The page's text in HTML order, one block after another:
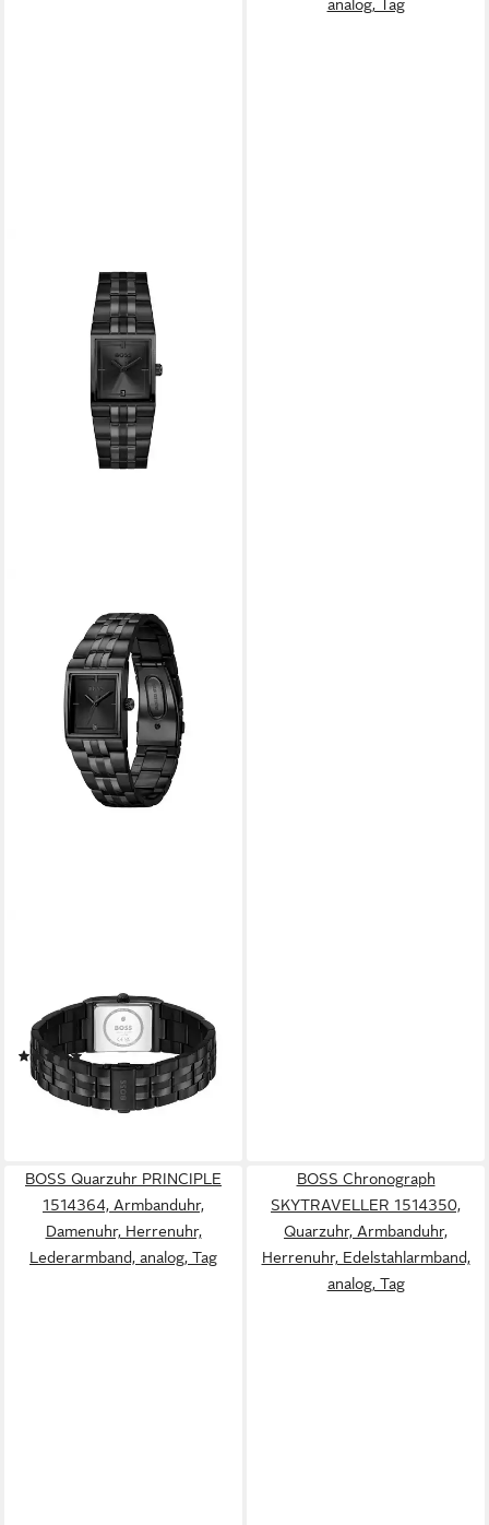
Herrenuhr, Edelstahlarmband,
analog, Tag
(1)
299,00 €
lieferbar - in 1-2 Werktagen bei dir
analog, Tag
BOSS Quarzuhr PRINCIPLE
1514364, Armbanduhr,
Damenuhr, Herrenuhr,
Lederarmband, analog, Tag
BOSS Chronograph
SKYTRAVELLER 1514350,
Quarzuhr, Armbanduhr,
Herrenuhr, Edelstahlarmband,
analog, Tag